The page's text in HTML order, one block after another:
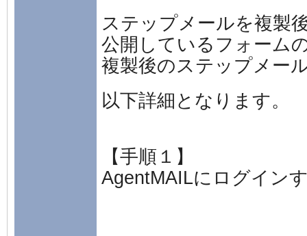
ステップメールを複製
公開しているフォーム
複製後のステップメー
以下詳細となります。
【手順１】
AgentMAILにログイン